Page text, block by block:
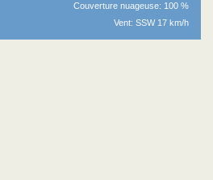
Couverture nuageuse: 100 %
Vent: SSW 17 km/h